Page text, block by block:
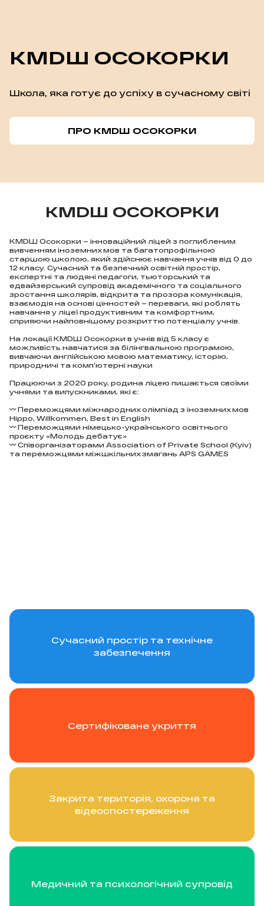
КМDШ ОСОКОРКИ
Школа, яка готує до успіху в сучасному світі
ПРО КМDШ ОСОКОРКИ
КМDШ ОСОКОРКИ
КМDШ Осокорки – інноваційний ліцей з поглибленим
вивченням іноземних мов та багатопрофільною
старшою школою, який здійснює навчання учнів від 0 до
12 класу. Сучасний та безпечний освітній простір,
експертні та людяні педагоги, тьюторський та
едвайзерський супровід академічного та соціального
зростання школярів, відкрита та прозора комунікація,
взаємодія на основі цінностей – переваги, які роблять
навчання у ліцеї продуктивним та комфортним,
сприяючи найповнішому розкриттю потенціалу учнів.
На локації КМDШ Осокорки в учнів від 5 класу є
можливість навчатися за білінгвальною програмою,
вивчаючи англійською мовою математику, історію,
природничі та комп’ютерні науки
Працюючи з 2020 року, родина ліцею пишається своїми
учнями та випускниками, які є:
〰️ Переможцями міжнародних олімпіад з іноземних мов
Hippo, Willkommen, Best in English
〰️ Переможцями німецько-українського освітнього
проєкту «Молодь дебатує»
〰️ Співорганізаторами Association of Private School (Kyiv)
та переможцями міжшкільних змагань APS GAMES
Сучасний простір та технічне
забезпечення
Сертифіковане укриття
Закрита територія, охорона та
відеоспостереження
Медичний та психологічний супровід